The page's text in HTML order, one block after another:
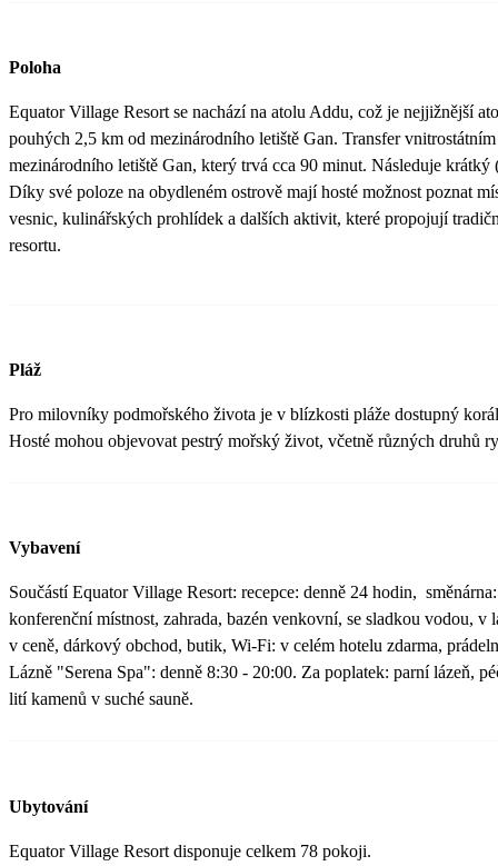
Poloha
Equator Village Resort se nachází na atolu Addu, což je nejjižnější
pouhých 2,5 km od mezinárodního letiště Gan. Transfer
mezinárodního letiště Gan, který trvá cca 90 minut. Následuje krátký
Díky své poloze na obydleném ostrově mají hosté možnost poznat
vesnic, kulinářských prohlídek a dalších aktivit, které propojují
resortu.
Pláž
Pro milovníky podmořského života je v blízkosti pláže dostupný
Hosté mohou objevovat pestrý mořský život, včetně různých druhů
Vybavení
Součástí Equator Village Resort: recepce: denně 24 hodin,
konferenční místnost, zahrada, bazén venkovní, se sladkou vodou, v
v ceně, dárkový obchod, butik, Wi-Fi: v celém hotelu zdarma,
Lázně "Serena Spa": denně 8:30 - 20:00. Za poplatek: parní lázeň,
lití kamenů v suché sauně.
Ubytování
Equator Village Resort disponuje celkem 78 pokoji.